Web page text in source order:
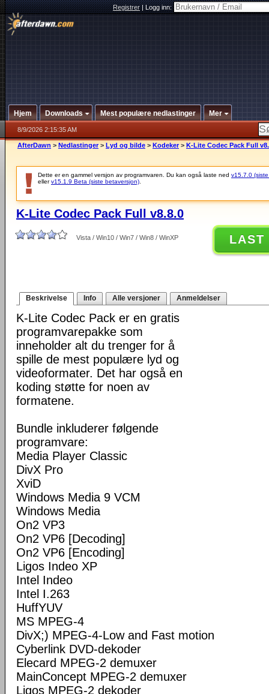
Registrer|Logg inn:
Hjem Downloads Mest populære nedlastinger Mer
8/9/2026 2:15:35 AM
AfterDawn > Nedlastinger > Lyd og bilde > Kodeker > K-Lite Codec Pack Full
Dette er en gammel versjon av programvaren. Du kan også laste ned v15.7.0
ellerv15.1.9 Beta (siste betaversjon)
K-Lite Codec Pack Full v8.8.0
Vista / Win10 / Win7 / Win8 / WinXP LAST
Beskrivelse Info Alle versjoner Anmeldelser
K-Lite Codec Pack er en gratis
programvarepakke som
inneholder alt du trenger for å
spille de mest populære lyd og
videoformater. Det har også en
koding støtte for noen av
formatene.
Bundle inkluderer følgende
programvare:
Media Player Classic
DivX Pro
XviD
Windows Media 9 VCM
Windows Media
On2 VP3
On2 VP6 [Decoding]
On2 VP6 [Encoding]
Ligos Indeo XP
Intel Indeo
Intel I.263
HuffYUV
MS MPEG-4
DivX;) MPEG-4-Low and Fast motion
Cyberlink DVD-dekoder
Elecard MPEG-2 demuxer
MainConcept MPEG-2 demuxer
Ligos MPEG-2 dekoder